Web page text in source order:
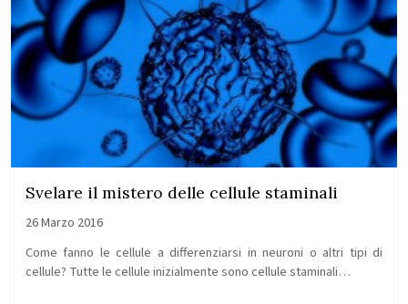
Svelare il mistero delle cellule staminali
26 Marzo 2016
Come fanno le cellule a differenziarsi in neuroni o altri tipi di
cellule? Tutte le cellule inizialmente sono cellule staminali…